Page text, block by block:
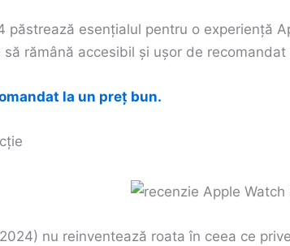
păstrează esențialul pentru o experiență
să rămână accesibil și ușor de
la un preț bun.
nu reinventează roata în ceea ce